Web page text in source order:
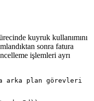
kuyruk kullanımını
sonra fatura
işlemleri ayrı
arka plan görevleri